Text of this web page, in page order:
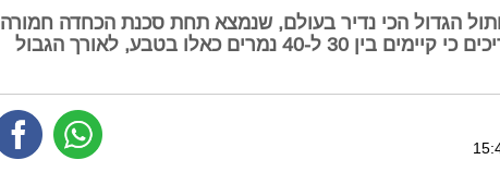
הגדול הכי נדיר בעולם, שנמצא תחת סכנת הכחדה חמורה
מאז 1996. מומחים מעריכים כי קיימים בין 30 ל-40 נמרים כאלו בטבע, לאורך הגבול